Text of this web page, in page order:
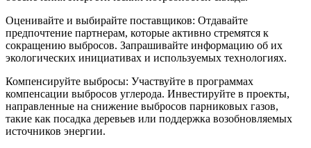
Оценивайте и выбирайте поставщиков: Отдавайте
предпочтение партнерам, которые активно стремятся к
сокращению выбросов. Запрашивайте информацию об их
экологических инициативах и используемых технологиях.
Компенсируйте выбросы: Участвуйте в программах
компенсации выбросов углерода. Инвестируйте в проекты,
направленные на снижение выбросов парниковых газов,
такие как посадка деревьев или поддержка возобновляемых
источников энергии.